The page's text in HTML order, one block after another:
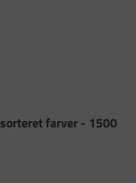
farver - 1500